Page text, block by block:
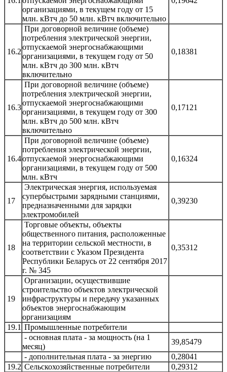
организациями, в текущем году от 15
млн. кВтч до 50 млн. кВтч включительно
16.2
При договорной величине (объеме)
потребления электрической энергии,
отпускаемой энергоснабжающими
организациями, в текущем году от 50
млн. кВтч до 300 млн. кВтч
включительно
0,18381
16.3
При договорной величине (объеме)
потребления электрической энергии,
отпускаемой энергоснабжающими
организациями, в текущем году от 300
млн. кВтч до 500 млн. кВтч
включительно
0,17121
16.4
При договорной величине (объеме)
потребления электрической энергии,
отпускаемой энергоснабжающими
организациями, в текущем году от 500
млн. кВтч
0,16324
17
Электрическая энергия, используемая
супербыстрыми зарядными станциями,
предназначенными для зарядки
электромобилей
0,39230
18
Торговые объекты, объекты
общественного питания, расположенные
на территории сельской местности, в
соответствии с Указом Президента
Республики Беларусь от 22 сентября 2017
г. № 345
0,35312
19
Организации, осуществившие
строительство объектов электрической
инфраструктуры и передачу указанных
объектов энергоснабжающим
организациям
19.1 Промышленные потребители
- основная плата - за мощность (на 1
месяц)
39,85479
- дополнительная плата - за энергию
0,28041
19.2 Сельскохозяйственные потребители
0,29312